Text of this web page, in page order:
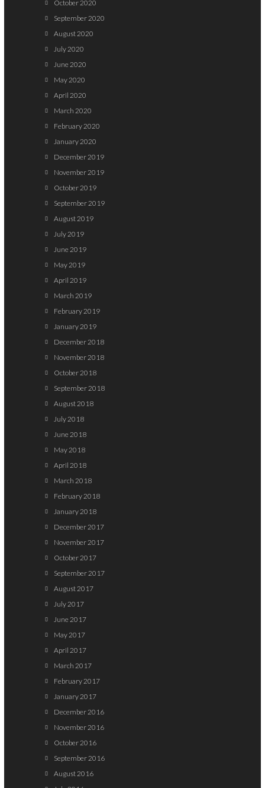
October 2020
September 2020
August 2020
July 2020
June 2020
May 2020
April 2020
March 2020
February 2020
January 2020
December 2019
November 2019
October 2019
September 2019
August 2019
July 2019
June 2019
May 2019
April 2019
March 2019
February 2019
January 2019
December 2018
November 2018
October 2018
September 2018
August 2018
July 2018
June 2018
May 2018
April 2018
March 2018
February 2018
January 2018
December 2017
November 2017
October 2017
September 2017
August 2017
July 2017
June 2017
May 2017
April 2017
March 2017
February 2017
January 2017
December 2016
November 2016
October 2016
September 2016
August 2016